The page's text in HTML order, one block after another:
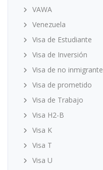
VAWA
Venezuela
Visa de Estudiante
Visa de Inversión
Visa de no inmigrante
Visa de prometido
Visa de Trabajo
Visa H2-B
Visa K
Visa T
Visa U